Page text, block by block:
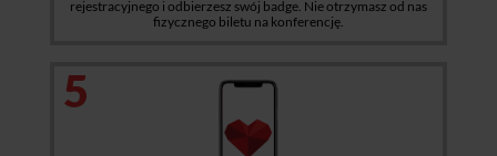
rejestracyjnego i odbierzesz swój badge. Nie otrzymasz od nas
fizycznego biletu na konferencję.
5